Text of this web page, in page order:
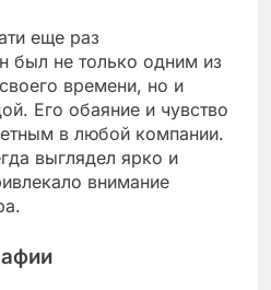
еще раз
был не только одним из
времени, но и
Его обаяние и чувство
в любой компании.
выглядел ярко и
внимание